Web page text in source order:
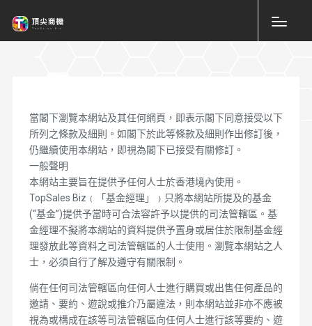
當閣下瀏覽本網站及其任何網頁，即表示閣下同意接受以下
所列之條款及細則。如閣下於此等條款及細則作出修訂後，
仍繼續使用本網站，即視為閣下已接受有關修訂。
一般聲明
本網站主要旨在提供予任何人士於香港境內使用。
TopSales Biz﹙「基金經理」﹚只將本網站所提及的基金
(“基金”)提供予當時可合法容許予以提供的司法管轄區。基
金經理不擬將本網站的資料提供予置身或居住於限制基金經
理發放此等資料之司法管轄區的人士使用。瀏覽本網站之人
士，必須自行了解及遵守有關限制。
倘在任何司法管轄區向任何人士進行購買或出售任何產品的
邀請、要約、遊說或推介乃屬違法，則本網站並非亦不應被
視為或構成在該等司法管轄區向任何人士進行該等要約、遊